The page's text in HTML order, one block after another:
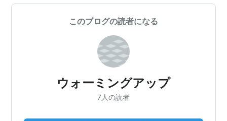
このブログの読者になる
ウォーミングアップ
7人の読者